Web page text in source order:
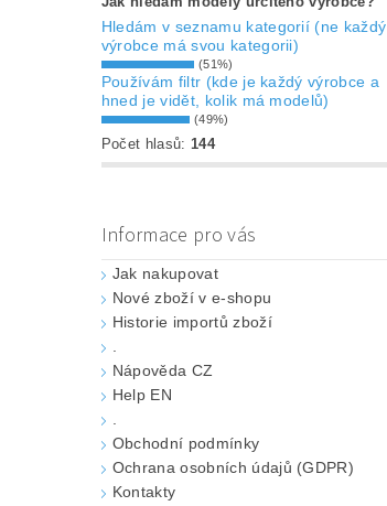
Hledám v seznamu kategorií (ne každý
výrobce má svou kategorii)
(51%)
Používám filtr (kde je každý výrobce a
hned je vidět, kolik má modelů)
(49%)
Počet hlasů: 144
Informace pro vás
Jak nakupovat
Nové zboží v e-shopu
Historie importů zboží
Nápověda CZ
Help EN
Obchodní podmínky
Ochrana osobních údajů (GDPR)
Kontakty